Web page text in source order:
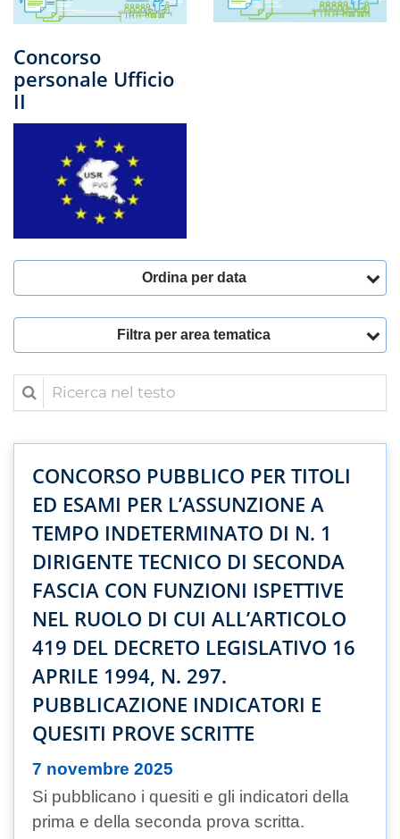
Concorso
personale Ufficio
II
Ordina per data
Filtra per area tematica
Ricerca nel testo
CONCORSO PUBBLICO PER TITOLI
ED ESAMI PER L’ASSUNZIONE A
TEMPO INDETERMINATO DI N. 1
DIRIGENTE TECNICO DI SECONDA
FASCIA CON FUNZIONI ISPETTIVE
NEL RUOLO DI CUI ALL’ARTICOLO
419 DEL DECRETO LEGISLATIVO 16
APRILE 1994, N. 297.
PUBBLICAZIONE INDICATORI E
QUESITI PROVE SCRITTE
7 novembre 2025
Si pubblicano i quesiti e gli indicatori della
prima e della seconda prova scritta.